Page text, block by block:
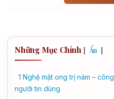
Những Mục Chính [ Ẩn ]
1 Nghệ mật ong trị nám –
người tin dùng